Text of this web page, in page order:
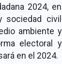
2024, en
sociedad civil
ambiente y
electoral y
en el 2024.